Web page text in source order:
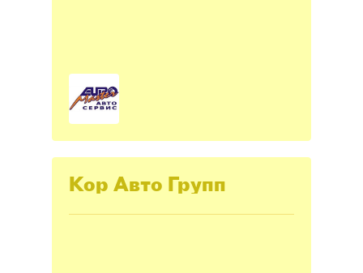
Кор Авто Групп